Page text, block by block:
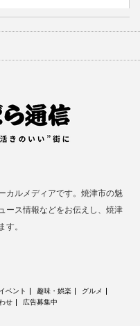
カルメディアです。焼津市の魅
ース情報などをお伝えし、焼津
す。
イベント 趣味・娯楽
グルメ
せ 広告募集中